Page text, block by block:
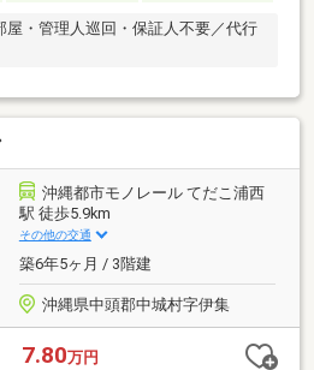
屋・管理人巡回・保証人不要／代行
沖縄都市モノレール てだこ浦西
駅 徒歩5.9km
その他の交通
築6年5ヶ月 / 3階建
沖縄県中頭郡中城村字伊集
7.80万円